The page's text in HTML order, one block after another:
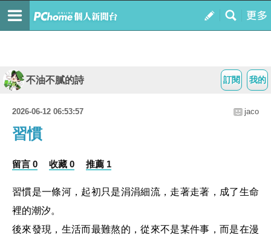
我的
訂閱
不油不膩的詩
2026-06-12 06:53:57 jaco
習慣
留言 0 收藏 0 推薦 1
習慣是一條河，起初只是涓涓細流，走著走著，成了生命
裡的潮汐。
後來發現，生活而最難熬的，從來不是某件事，而是在漫